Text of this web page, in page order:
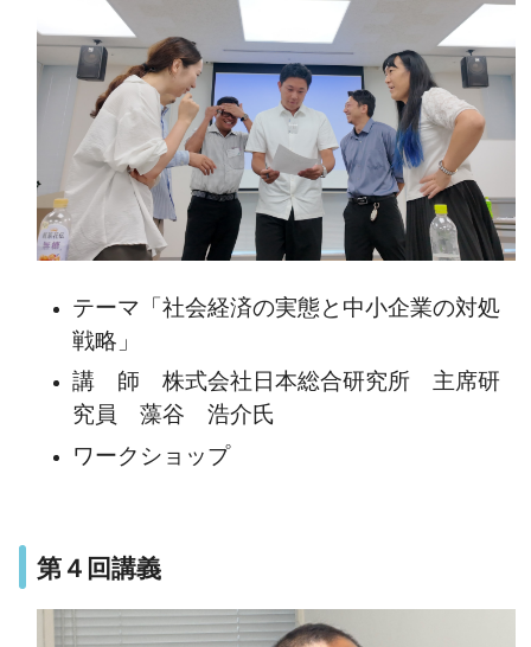
テーマ「社会経済の実態と中小企業の対処
戦略」
講 師 株式会社日本総合研究所 主席研
究員 藻谷 浩介氏
ワークショップ
第４回講義